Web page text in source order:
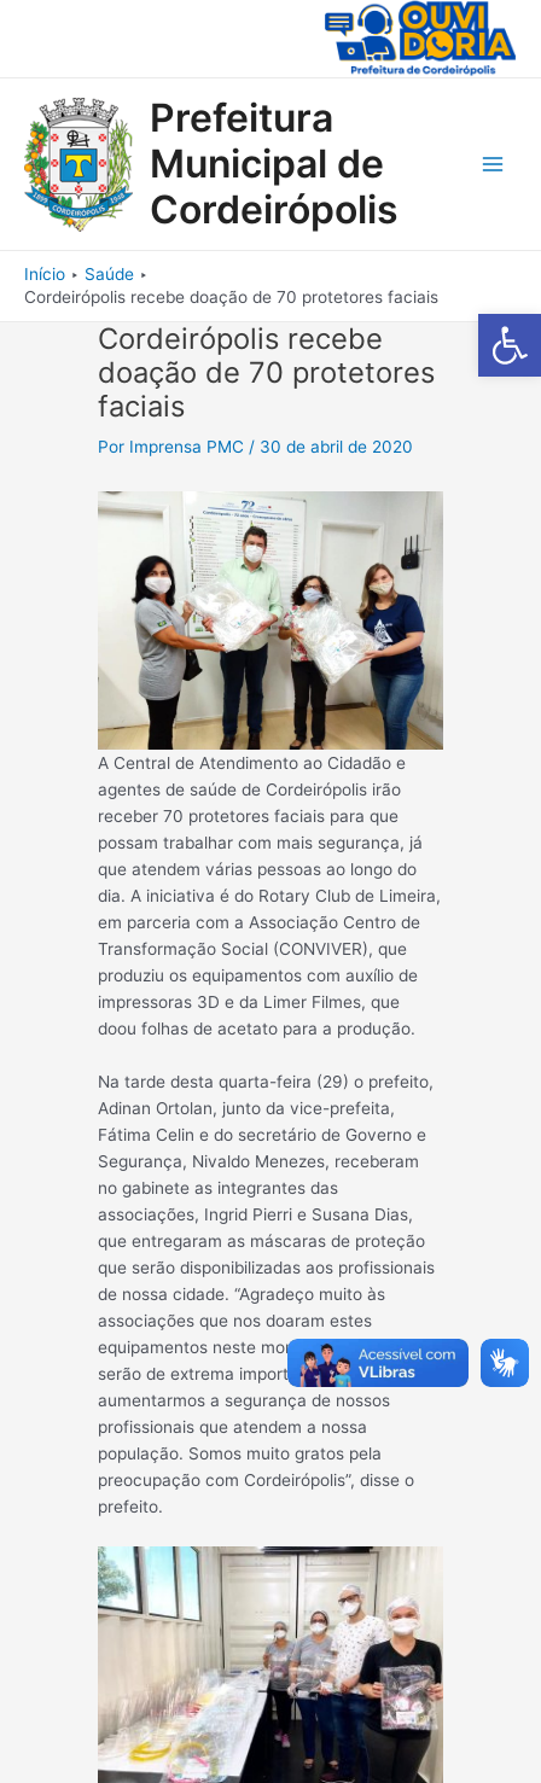
Barra de
Prefeitura
Municipal de
Cordeirópolis
Início
Saúde
Cordeirópolis recebe doação de 70 protetores faciais
Cordeirópolis recebe
doação de 70 protetores
faciais
Por Imprensa PMC / 30 de abril de 2020
A Central de Atendimento ao Cidadão e
agentes de saúde de Cordeirópolis irão
receber 70 protetores faciais para que
possam trabalhar com mais segurança, já
que atendem várias pessoas ao longo do
dia. A iniciativa é do Rotary Club de Limeira,
em parceria com a Associação Centro de
Transformação Social (CONVIVER), que
produziu os equipamentos com auxílio de
impressoras 3D e da Limer Filmes, que
doou folhas de acetato para a produção.
Na tarde desta quarta-feira (29) o prefeito,
Adinan Ortolan, junto da vice-prefeita,
Fátima Celin e do secretário de Governo e
Segurança, Nivaldo Menezes, receberam
no gabinete as integrantes das
associações, Ingrid Pierri e Susana Dias,
que entregaram as máscaras de proteção
que serão disponibilizadas aos profissionais
de nossa cidade. “Agradeço muito às
associações que nos doaram estes
equipamentos neste momento difícil, eles
serão de extrema importância para
aumentarmos a segurança de nossos
profissionais que atendem a nossa
população. Somos muito gratos pela
preocupação com Cordeirópolis”, disse o
prefeito.